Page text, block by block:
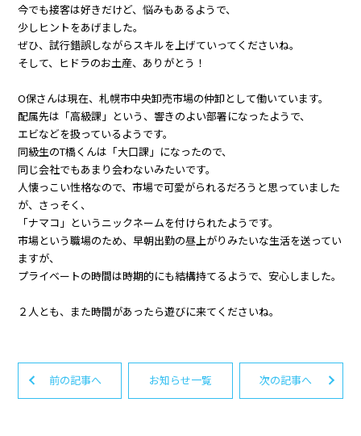
今でも接客は好きだけど、悩みもあるようで、
少しヒントをあげました。
ぜひ、試行錯誤しながらスキルを上げていってくださいね。
そして、ヒドラのお土産、ありがとう！
O保さんは現在、札幌市中央卸売市場の仲卸として働いています。
配属先は「高級課」という、響きのよい部署になったようで、
エビなどを扱っているようです。
同級生のT橋くんは「大口課」になったので、
同じ会社でもあまり会わないみたいです。
人懐っこい性格なので、市場で可愛がられるだろうと思っていました
が、さっそく、
「ナマコ」というニックネームを付けられたようです。
市場という職場のため、早朝出勤の昼上がりみたいな生活を送ってい
ますが、
プライベートの時間は時期的にも結構持てるようで、安心しました。
２人とも、また時間があったら遊びに来てくださいね。
前の記事へ お知らせ一覧 次の記事へ